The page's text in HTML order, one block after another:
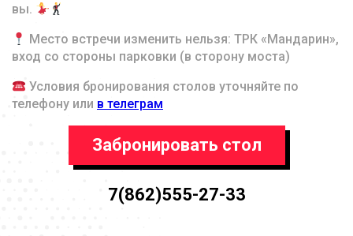
вы.
Место встречи изменить нельзя: ТРК «Мандарин»,
вход со стороны парковки (в сторону моста)
Условия бронирования столов уточняйте по
телефону или в телеграм
Забронировать стол
7(862)555-27-33